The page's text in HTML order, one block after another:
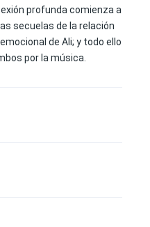
profunda comienza a
secuelas de la relación
de Ali; y todo ello
por la música.